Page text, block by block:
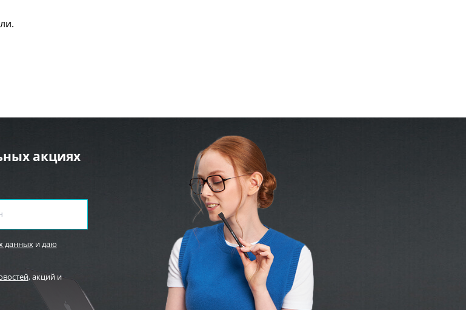
акциях
данныхидаю
, акций и